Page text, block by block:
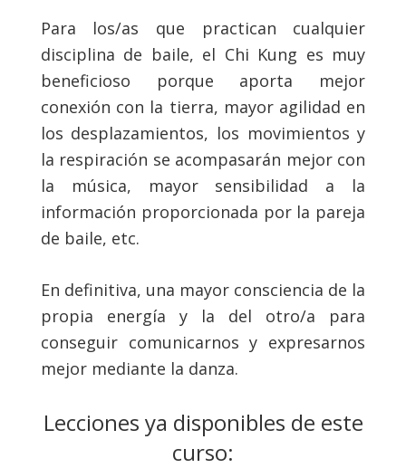
Para los/as que practican cualquier
disciplina de baile, el Chi Kung es muy
beneficioso porque aporta mejor
conexión con la tierra, mayor agilidad en
los desplazamientos, los movimientos y
la respiración se acompasarán mejor con
la música, mayor sensibilidad a la
información proporcionada por la pareja
de baile, etc.
En definitiva, una mayor consciencia de la
propia energía y la del otro/a para
conseguir comunicarnos y expresarnos
mejor mediante la danza.
Lecciones ya disponibles de este
curso: